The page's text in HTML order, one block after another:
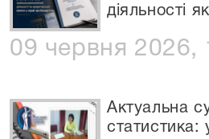
діяльності
09 червня 2026,
Актуальна
статистика: